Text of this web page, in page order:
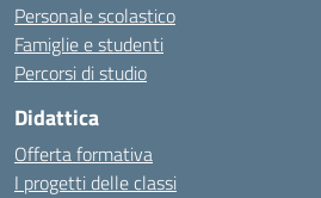
Personale scolastico
Famiglie e studenti
Percorsi di studio
Didattica
Offerta formativa
I progetti delle classi